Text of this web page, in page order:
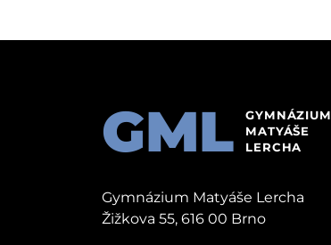
GML
GYMNÁZIUM
MATYÁŠE
LERCHA
Gymnázium Matyáše Lercha
Žižkova 55, 616 00 Brno